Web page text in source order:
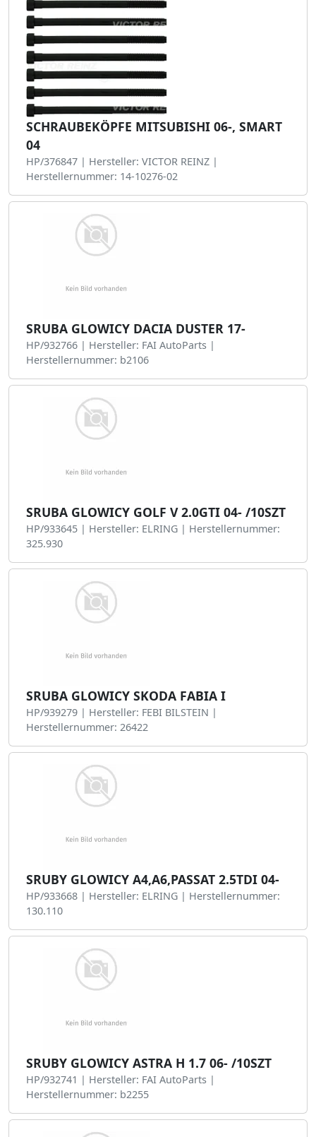
SCHRAUBEKÖPFE MITSUBISHI 06-, SMART
04
HP/376847 | Hersteller: VICTOR REINZ |
Herstellernummer: 14-10276-02
SRUBA GLOWICY DACIA DUSTER 17-
HP/932766 | Hersteller: FAI AutoParts |
Herstellernummer: b2106
SRUBA GLOWICY GOLF V 2.0GTI 04- /10SZT
HP/933645 | Hersteller: ELRING | Herstellernummer:
325.930
SRUBA GLOWICY SKODA FABIA I
HP/939279 | Hersteller: FEBI BILSTEIN |
Herstellernummer: 26422
SRUBY GLOWICY A4,A6,PASSAT 2.5TDI 04-
HP/933668 | Hersteller: ELRING | Herstellernummer:
130.110
SRUBY GLOWICY ASTRA H 1.7 06- /10SZT
HP/932741 | Hersteller: FAI AutoParts |
Herstellernummer: b2255